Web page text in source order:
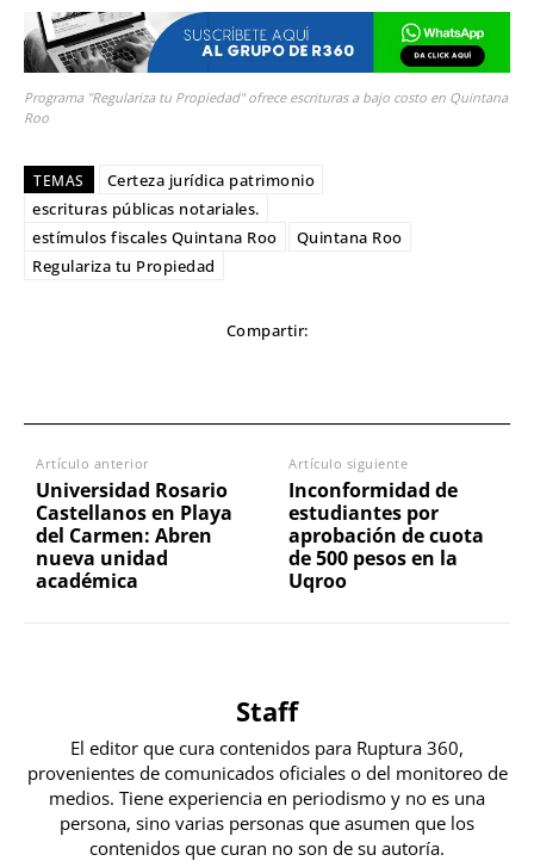
Programa "Regulariza tu Propiedad" ofrece escrituras a bajo costo en Quintana
Roo
TEMAS
Certeza jurídica patrimonio
escrituras públicas notariales.
estímulos fiscales Quintana Roo
Quintana Roo
Regulariza tu Propiedad
Compartir:
Artículo anterior
Universidad Rosario
Castellanos en Playa
del Carmen: Abren
nueva unidad
académica
Artículo siguiente
Inconformidad de
estudiantes por
aprobación de cuota
de 500 pesos en la
Uqroo
Staff
El editor que cura contenidos para Ruptura 360,
provenientes de comunicados oficiales o del monitoreo de
medios. Tiene experiencia en periodismo y no es una
persona, sino varias personas que asumen que los
contenidos que curan no son de su autoría.